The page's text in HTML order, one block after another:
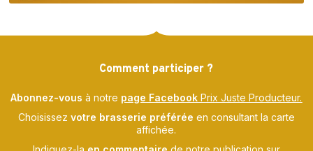
Comment participer ?
Abonnez-vousà notre page Facebook Prix Juste Producteur.
Choisissez votre brasserie préférée en consultant la carte
affichée.